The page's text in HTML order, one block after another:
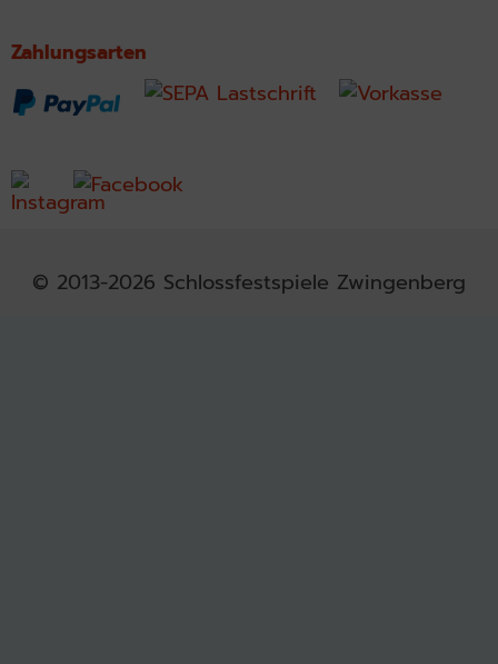
Zahlungsarten
© 2013-2026 Schlossfestspiele Zwingenberg